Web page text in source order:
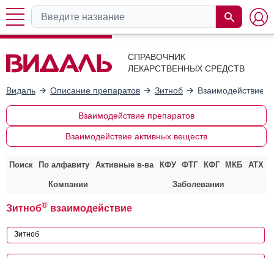
СПРАВОЧНИК
ЛЕКАРСТВЕННЫХ СРЕДСТВ
Видаль Описание препаратов Зитноб Взаимодействие
Взаимодействие препаратов
Взаимодействие активных веществ
Поиск По алфавиту Активные в-ва КФУ ФТГ КФГ МКБ АТХ
Компании Заболевания
Зитноб® взаимодействие